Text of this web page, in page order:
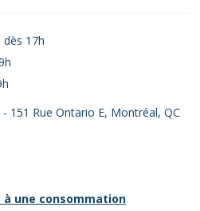
dès 17h
151 Rue Ontario E, Montréal, QC
une consommation